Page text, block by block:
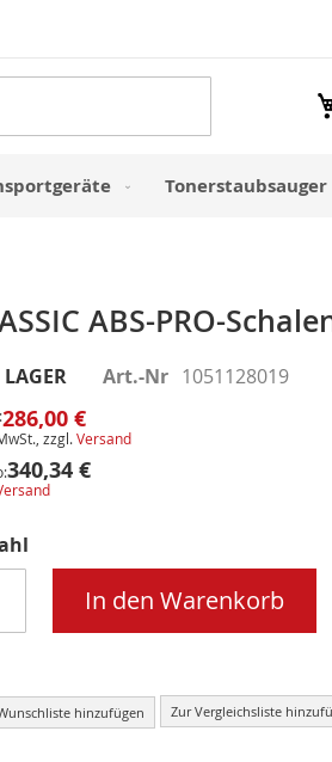
Tonerstaubsauger
ABS-PRO-
Art.-Nr 1051128019
286,00 €
zzgl.Versand
340,34 €
In den Warenkorb
hinzufügen Zur Vergleichsliste